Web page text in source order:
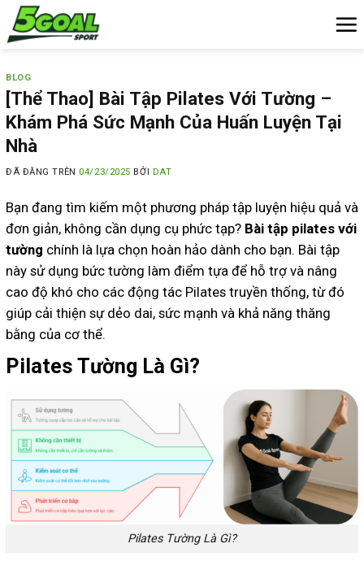
Chuyển
đến
dung
BLOG
[Thể Thao] Bài Tập Pilates Với Tường –
Khám Phá Sức Mạnh Của Huấn Luyện Tại
Nhà
ĐÃ ĐĂNG TRÊN 04/23/2025 BỞI DAT
Bạn đang tìm kiếm một phương pháp tập luyện hiệu quả và
đơn giản, không cần dụng cụ phức tạp? Bài tập pilates với
tường chính là lựa chọn hoàn hảo dành cho bạn. Bài tập
này sử dụng bức tường làm điểm tựa để hỗ trợ và nâng
cao độ khó cho các động tác Pilates truyền thống, từ đó
giúp cải thiện sự dẻo dai, sức mạnh và khả năng thăng
bằng của cơ thể.
Pilates Tường Là Gì?
Pilates Tường Là Gì?